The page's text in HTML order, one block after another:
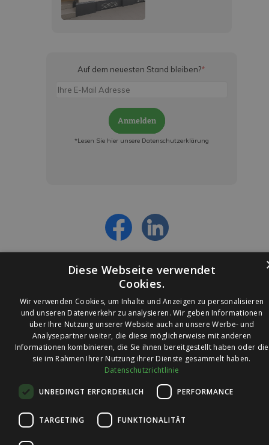
Auf dem neuesten Stand bleiben?*
Anmelden
*Lesen Sie hier unsere Datenschutzerklärung
© 2026 Ledleuchtendiscounter.de
auf
Trusted Shops
Diese Webseite verwendet
Cookies.
Wir verwenden Cookies, um Inhalte und Anzeigen zu personalisieren
und unseren Datenverkehr zu analysieren. Wir geben Informationen
über Ihre Nutzung unserer Website auch an unsere Werbe- und
Analysepartner weiter, die diese möglicherweise mit anderen
Informationen kombinieren, die Sie ihnen bereitgestellt haben oder die
sie im Rahmen Ihrer Nutzung ihrer Dienste gesammelt haben.
Datenschutzrichtlinie
UNBEDINGT ERFORDERLICH PERFORMANCE
TARGETING FUNKTIONALITÄT